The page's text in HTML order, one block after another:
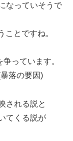
なっていそうで
とですね。
っています。
落の要因)
される説と
てくる説が